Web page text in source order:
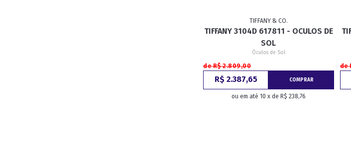
RETRÔ MÁSCARA
TIFFANY & CO.
TIFFANY 3104D 617811 - OCULOS DE
SOL
Óculos de Sol
de R$ 2.809,00
R$ 2.387,65 COMPRAR
ou em até 10 x de R$ 238,76
de